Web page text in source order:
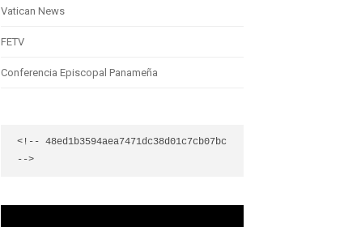
Vatican News
FETV
Conferencia Episcopal Panameña
<!-- 48ed1b3594aea7471dc38d01c7cb07bc
-->